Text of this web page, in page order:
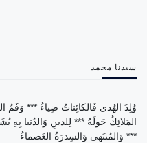
سيدنا محمد
وُلِدَ الهُدى فَالكائِناتُ ضِياءُ *** وَفَمُ
المَلائِكُ حَولَهُ *** لِلدينِ وَالدُنيا
*** وَالمُنتَهى وَالسِدرَةُ العَصماءُ